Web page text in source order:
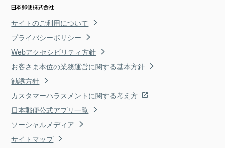
サイトのご利用について
プライバシーポリシー
Webアクセシビリティ方針
お客さま本位の業務運営に関する基本方針
勧誘方針
カスタマーハラスメントに関する考え方
日本郵便公式アプリ一覧
ソーシャルメディア
サイトマップ